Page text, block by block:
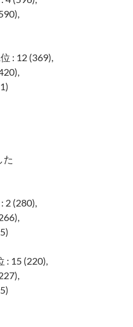
: 12 (369),
た
2 (280),
: 15 (220),